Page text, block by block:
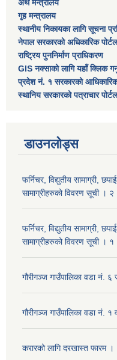
अर्थ मन्त्रालय
गृह मन्त्रालय
स्थानीय निकायका लागि सूचना
नेपाल सरकारको अधिकारिक पोर्टल
राष्ट्रिय पुननिर्माण प्राधिकरण
GIS नक्साको लागि यहाँ क्लिक
प्रदेश नं. १ सरकारको आधिकारिक
स्थानिय सरकारको पत्राचार पोर्टल
डाउनलोड्स
फर्निचर, विद्युतीय सामाग्री,
सामाग्रीहरुको विवरण सूची । २
फर्निचर, विद्युतीय सामाग्री,
सामाग्रीहरुको विवरण सूची । १
गौरीगञ्‍ज गाउँपालिका वडा नं.
गौरीगञ्‍ज गाउँपालिका वडा नं. १
करारको लागि दरखास्त फारम ।